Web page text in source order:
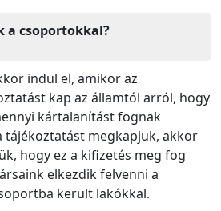
a csoportokkal?
indul el, amikor az
kap az államtól arról, hogy
kártalanítást fognak
tájékoztatást megkapjuk, akkor
hogy ez a kifizetés meg fog
elkezdik felvenni a
került lakókkal.